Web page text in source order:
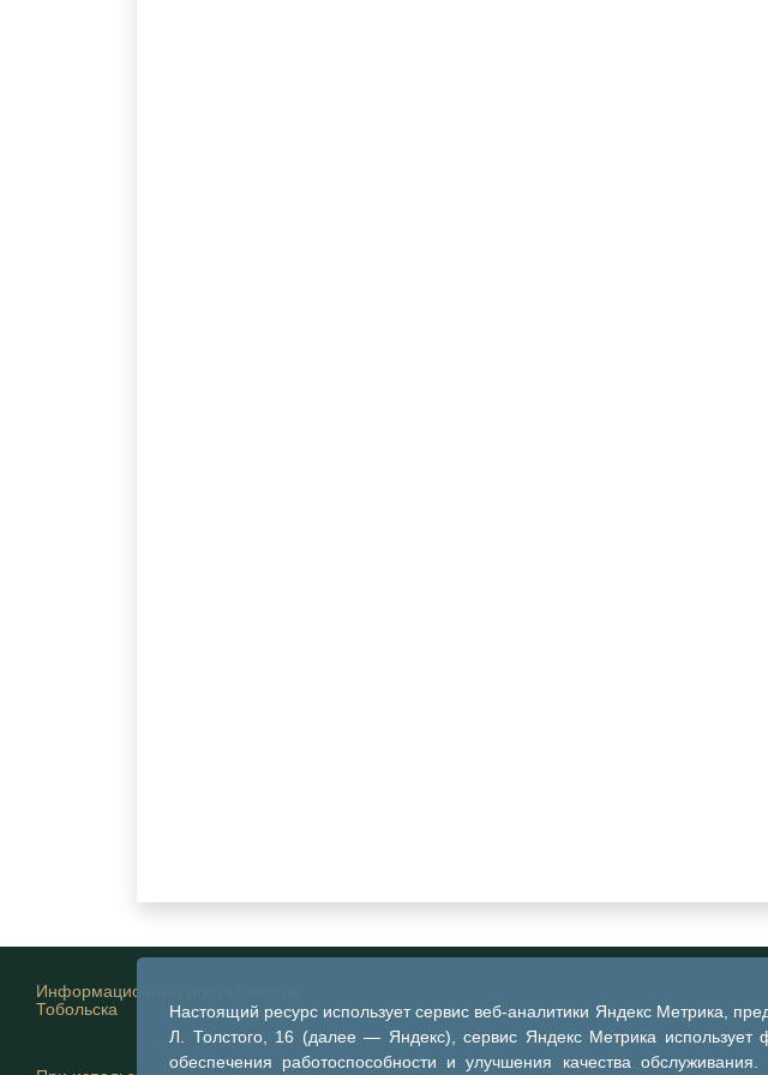
Настоящий ресурс использует сервис веб-аналитики Яндекс Метрика,
Л. Толстого, 16 (далее — Яндекс), сервис Яндекс Метрика
обеспечения работоспособности и улучшения качества
Информационный портал города
Тобольска